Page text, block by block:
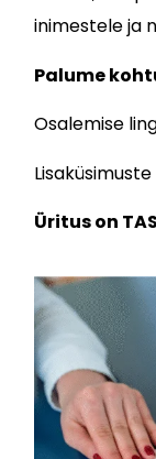
inimestele ja
Palume
Osalemise
Üritus on